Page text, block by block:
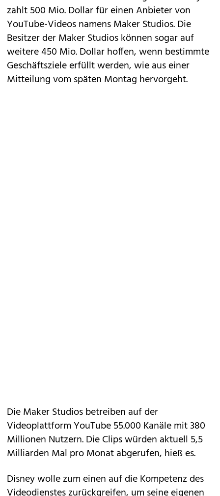
zahlt 500 Mio. Dollar für einen Anbieter von
YouTube-Videos namens Maker Studios. Die
Besitzer der Maker Studios können sogar auf
weitere 450 Mio. Dollar hoffen, wenn bestimmte
Geschäftsziele erfüllt werden, wie aus einer
Mitteilung vom späten Montag hervorgeht.
Die Maker Studios betreiben auf der
Videoplattform YouTube 55.000 Kanäle mit 380
Millionen Nutzern. Die Clips würden aktuell 5,5
Milliarden Mal pro Monat abgerufen, hieß es.
Disney wolle zum einen auf die Kompetenz des